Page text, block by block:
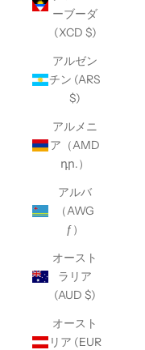
ーブーダ
(XCD $)
アルゼン
チン (ARS
$)
アルメニ
ア（AMD
դր.）
アルバ
（AWG
ƒ）
オースト
ラリア
(AUD $)
オースト
リア (EUR